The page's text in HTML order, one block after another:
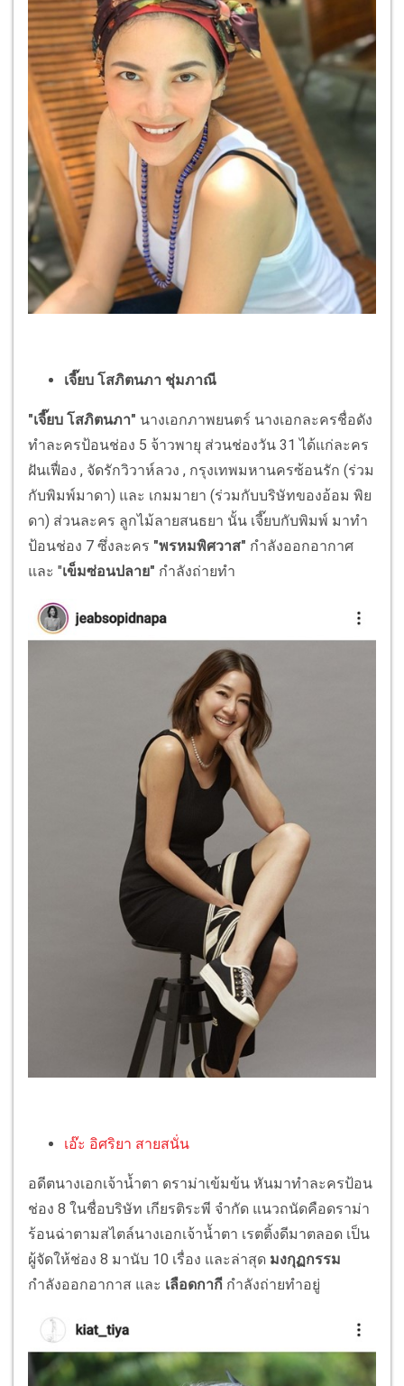
เจี๊ยบ โสภิตนภา ชุ่มภาณี
"เจี๊ยบ โสภิตนภา" นางเอกภาพยนตร์ นางเอกละครชื่อดัง
ทำละครป้อนช่อง 5 จ้าวพายุ ส่วนช่องวัน 31 ได้แก่ละคร
ฝันเฟื่อง , จัดรักวิวาห์ลวง , กรุงเทพมหานครซ้อนรัก (ร่วม
กับพิมพ์มาดา) และ เกมมายา (ร่วมกับบริษัทของอ้อม พิย
ดา) ส่วนละคร ลูกไม้ลายสนธยา นั้น เจี๊ยบกับพิมพ์ มาทำ
ป้อนช่อง 7 ซึ่งละคร "พรหมพิศวาส" กำลังออกอากาศ
และ "เข็มซ่อนปลาย" กำลังถ่ายทำ
เอ๊ะ อิศริยา สายสนั่น
อดีตนางเอกเจ้าน้ำตา ดราม่าเข้มข้น หันมาทำละครป้อน
ช่อง 8 ในชื่อบริษัท เกียรติระพี จำกัด แนวถนัดคือดราม่า
ร้อนฉ่าตามสไตล์นางเอกเจ้าน้ำตา เรตติ้งดีมาตลอด เป็น
ผู้จัดให้ช่อง 8 มานับ 10 เรื่อง และล่าสุด มงกุฏกรรม
กำลังออกอากาส และ เลือดกากี กำลังถ่ายทำอยู่